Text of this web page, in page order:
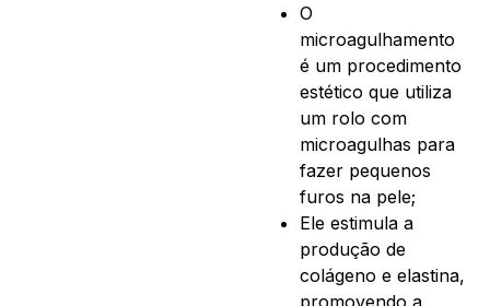
O
microagulhamento
é um procedimento
estético que utiliza
um rolo com
microagulhas para
fazer pequenos
furos na pele;
Ele estimula a
produção de
colágeno e elastina,
promovendo a